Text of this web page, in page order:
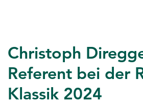
Christoph
Referent bei der
Klassik 2024